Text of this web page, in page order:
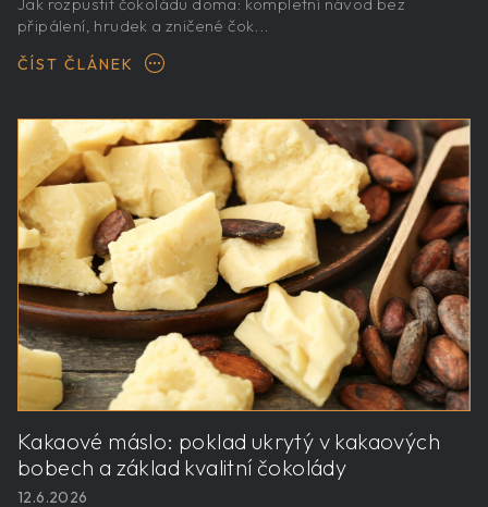
připálení, hrudek a zničené čok...
ČÍST ČLÁNEK
Kakaové máslo: poklad ukrytý v kakaových
bobech a základ kvalitní čokolády
12.6.2026